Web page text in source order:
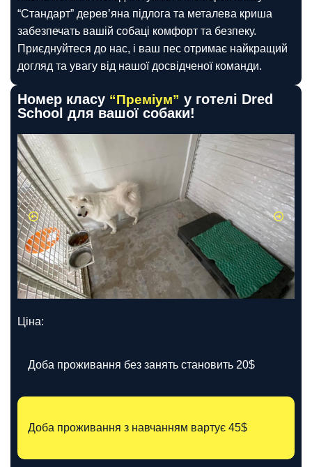
“Стандарт” дерев’яна підлога та металева криша
забезпечать вашій собаці комфорт та безпеку.
Приєднуйтеся до нас, і ваш пес отримає найкращий
догляд та увагу від нашої досвідченої команди.
Номер класу “Преміум” у готелі Dred
School для вашої собаки!
Ціна:
Доба проживання без занять становить 20$
Доба проживання з навчанням вартує 45$